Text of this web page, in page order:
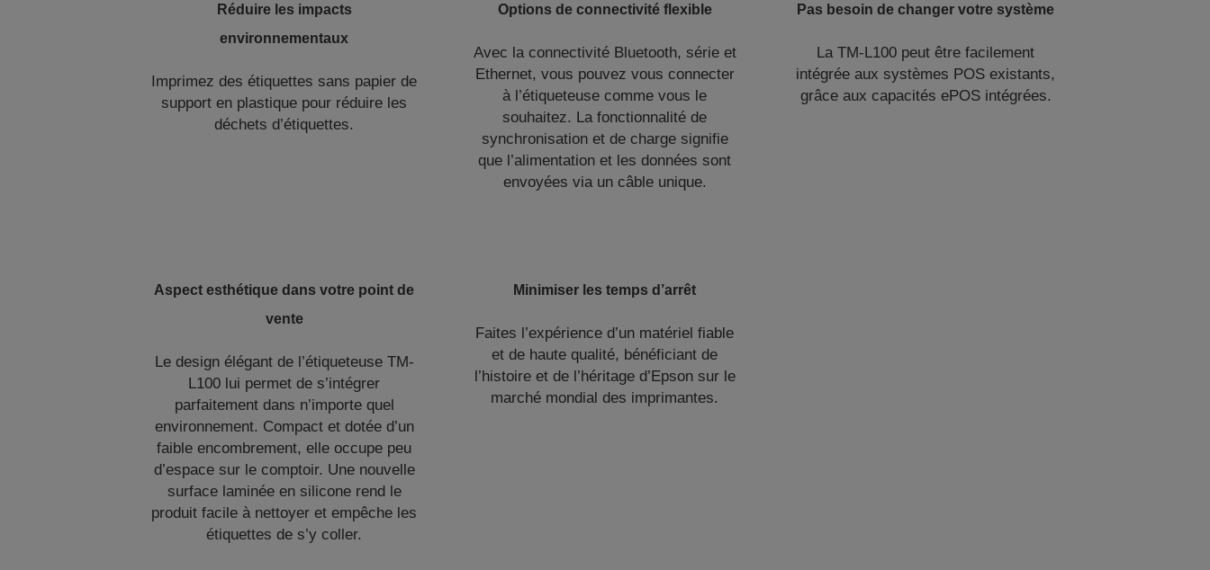
Réduire les impacts
environnementaux
Imprimez des étiquettes sans papier de
support en plastique pour réduire les
déchets d’étiquettes.
Options de connectivité flexible
Avec la connectivité Bluetooth, série et
Ethernet, vous pouvez vous connecter
à l’étiqueteuse comme vous le
souhaitez. La fonctionnalité de
synchronisation et de charge signifie
que l’alimentation et les données sont
envoyées via un câble unique.
Pas besoin de changer votre système
La TM-L100 peut être facilement
intégrée aux systèmes POS existants,
grâce aux capacités ePOS intégrées.
Aspect esthétique dans votre point de
vente
Le design élégant de l’étiqueteuse TM-
L100 lui permet de s’intégrer
parfaitement dans n’importe quel
environnement. Compact et dotée d’un
faible encombrement, elle occupe peu
d’espace sur le comptoir. Une nouvelle
surface laminée en silicone rend le
produit facile à nettoyer et empêche les
étiquettes de s’y coller.
Minimiser les temps d’arrêt
Faites l’expérience d’un matériel fiable
et de haute qualité, bénéficiant de
l’histoire et de l’héritage d’Epson sur le
marché mondial des imprimantes.